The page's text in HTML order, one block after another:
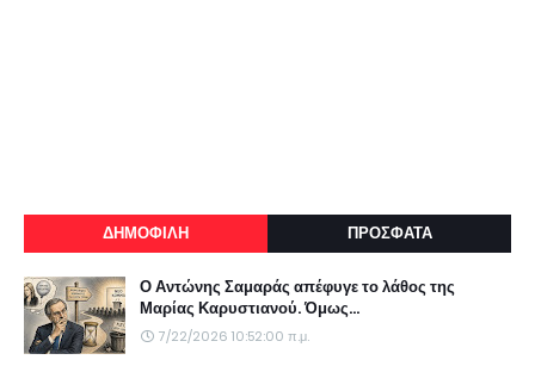
ΔΗΜΟΦΙΛΗ ΠΡΟΣΦΑΤΑ
Ο Αντώνης Σαμαράς απέφυγε το λάθος της
Μαρίας Καρυστιανού. Όμως...
7/22/2026 10:52:00 π.μ.